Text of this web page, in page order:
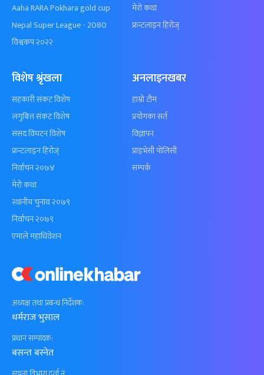
अध्यक्ष तथा प्रबन्ध निर्देशक:
धर्मराज भुसाल
प्रधान सम्पादक:
बसन्त बस्नेत
Aaha RARA Pokhara gold cup
Nepal Super League - 2080
विश्वकप २०२२
मेरो कथा
फ्रन्टलाइन हिरोज्
विशेष श्रृंखला
सहकारी संकट विशेष
लगुबित्त संकट विशेष
संसद विघटन विशेष
फ्रन्टलाइन हिरोज्
निर्वाचन २०७४
मेरो कथा
स्थानीय चुनाव २०७९
निर्वाचन २०७९
एमाले महाधिवेशन
अनलाइनखबर
हाम्रो टीम
प्रयोगका सर्त
विज्ञापन
प्राइभेसी पोलिसी
सम्पर्क